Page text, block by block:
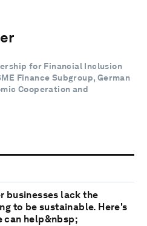
for Financial Inclusion
Finance Subgroup, German
Cooperation and
businesses lack the
to be sustainable. Here's
can help&nbsp;